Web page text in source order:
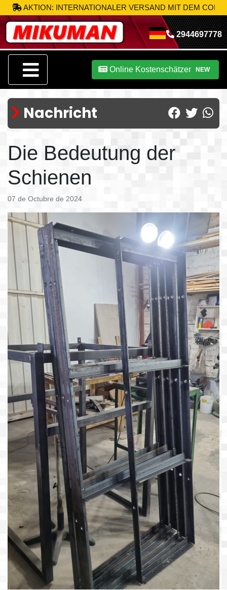
INTERNATIONALER VERSAND MIT DEM CODEMIK-
2944697778
Online Kostenschätzer NEW
Nachricht
Die Bedeutung der
Schienen
07 de Octubre de 2024